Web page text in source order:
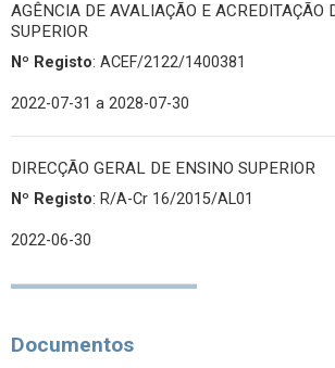
AGÊNCIA DE AVALIAÇÃO E ACREDITAÇÃO
SUPERIOR
Nº Registo: ACEF/2122/1400381
2022-07-31 a 2028-07-30
DIRECÇÃO GERAL DE ENSINO SUPERIOR
Nº Registo: R/A-Cr 16/2015/AL01
2022-06-30
Documentos